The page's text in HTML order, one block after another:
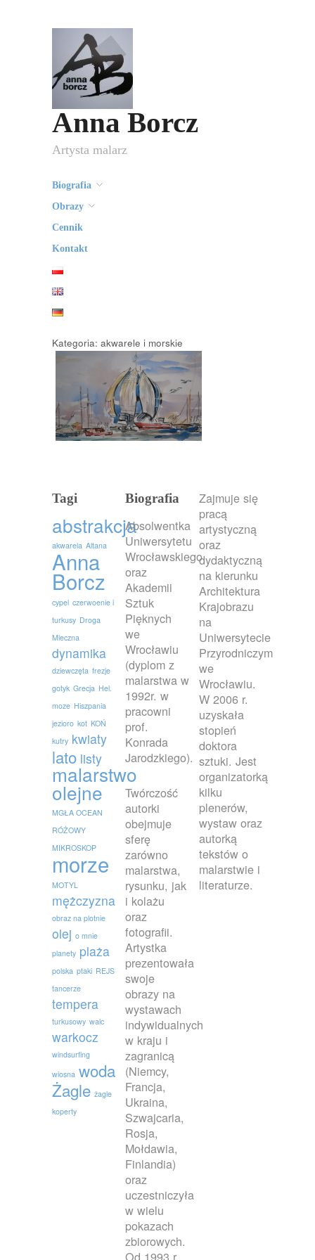
Anna Borcz
Artysta malarz
Biografia
Obrazy
Cennik
Kontakt
Kategoria: akwarele i morskie
Tagi
abstrakcja
akwarela Altana
Anna
Borcz
cypel czerwoenie i
turkusy Droga
Mleczna
dynamika
dziewczęta frezje
gotyk Grecja Hel.
moze Hiszpania
jezioro kot KOŃ
kutry kwiaty
lato listy
malarstwo
olejne
MGŁA OCEAN
RÓŻOWY
MIKROSKOP
morze
MOTYL
mężczyzna
obraz na plotnie
olej o mnie
planety plaża
polska ptaki REJS
tancerze
tempera
turkusowy walc
warkocz
windsurfing
wiosna woda
Żagle żagle
koperty
Biografia
Absolwentka
Uniwersytetu
Wrocławskiego
oraz
Akademii
Sztuk
Pięknych
we
Wrocławiu
(dyplom z
malarstwa w
1992r. w
pracowni
prof.
Konrada
Jarodzkiego).
Twórczość
autorki
obejmuje
sferę
zarówno
malarstwa,
rysunku, jak
i kolażu
oraz
fotografii.
Artystka
prezentowała
swoje
obrazy na
wystawach
indywidualnych
w kraju i
zagranicą
(Niemcy,
Francja,
Ukraina,
Szwajcaria,
Rosja,
Mołdawia,
Finlandia)
oraz
uczestniczyła
w wielu
pokazach
zbiorowych.
Zajmuje się
pracą
artystyczną
oraz
dydaktyczną
na kierunku
Architektura
Krajobrazu
na
Uniwersytecie
Przyrodniczym
we
Wrocławiu.
W 2006 r.
uzyskała
stopień
doktora
sztuki. Jest
organizatorką
kilku
plenerów,
wystaw oraz
autorką
tekstów o
malarstwie i
literaturze.